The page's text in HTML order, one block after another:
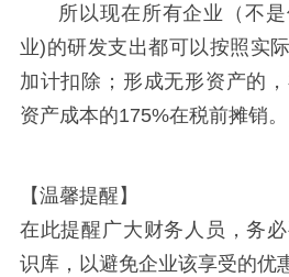
所以现在所有企业（不
业)的研发支出都可以按照实
加计扣除；形成无形资产的
资产成本的175%在税前摊销。
【温馨提醒】
在此提醒广大财务人员，务
识库，以避免企业该享受的优